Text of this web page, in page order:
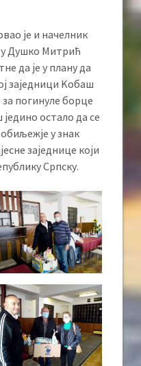
је и начелник
Душко Митрић
да је у плану да
заједници Kобаш
погинуле борце
једино остало да се
у знак
заједнице који
Српску.